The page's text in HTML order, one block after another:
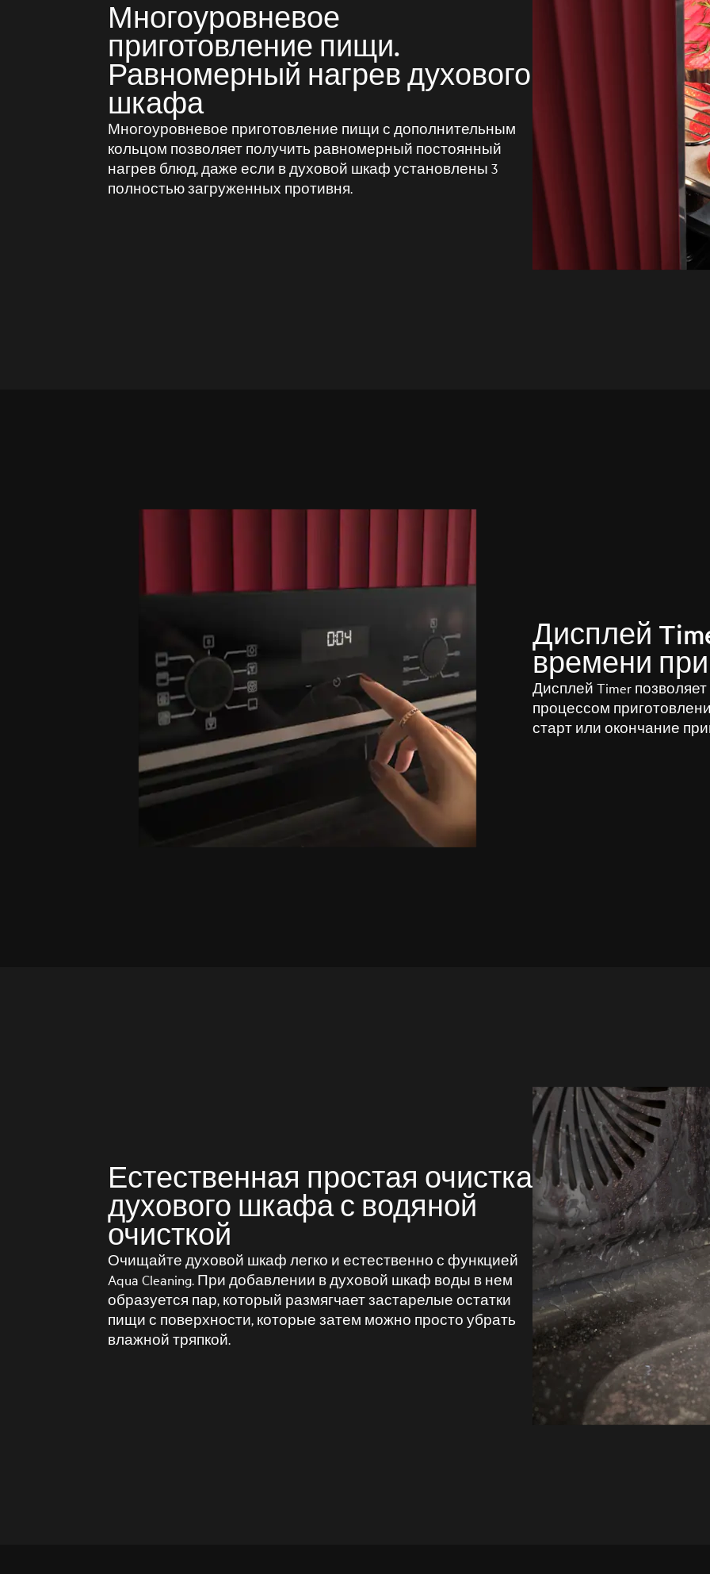
Многоуровневое
приготовление пищи.
Равномерный нагрев духового
шкафа
Многоуровневое приготовление пищи с дополнительным
кольцом позволяет получить равномерный постоянный
нагрев блюд, даже если в духовой шкаф установлены 3
полностью загруженных противня.
Дисплей
времени
Дисплей Timer
процессом
старт или окончание
Естественная простая очистка
духового шкафа с водяной
очисткой
Очищайте духовой шкаф легко и естественно с функцией
Aqua Cleaning. При добавлении в духовой шкаф воды в нем
образуется пар, который размягчает застарелые остатки
пищи с поверхности, которые затем можно просто убрать
влажной тряпкой.